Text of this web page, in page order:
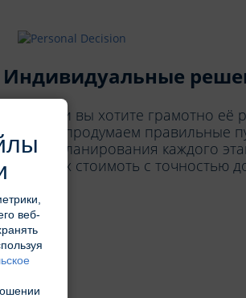
Индивидуальные
идея и вы хотите грамотно её
обсудим, продумаем правильные
После планирования каждого
их стоимоть с точностью
веб-